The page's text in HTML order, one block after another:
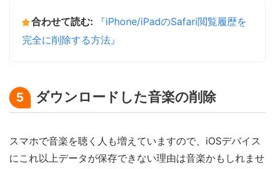
合わせて読む:
『iPhone/iPadのSafari閲覧履歴を
完全に削除する方法』
5 ダウンロードした音楽の削除
スマホで音楽を聴く人も増えていますので、iOSデバイス
にこれ以上データが保存できない理由は音楽かもしれませ